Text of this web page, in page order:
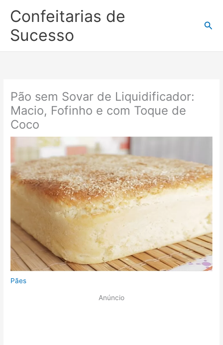
para
conteúdo
Confeitarias de
Sucesso
Pão sem Sovar de Liquidificador:
Macio, Fofinho e com Toque de
Coco
Pães
Anúncio